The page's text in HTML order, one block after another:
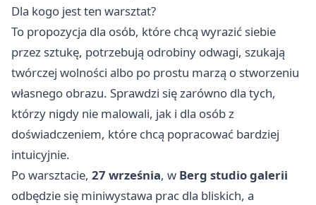
Dla kogo jest ten warsztat?
To propozycja dla osób, które chcą wyrazić siebie
przez sztukę, potrzebują odrobiny odwagi, szukają
twórczej wolności albo po prostu marzą o stworzeniu
własnego obrazu. Sprawdzi się zarówno dla tych,
którzy nigdy nie malowali, jak i dla osób z
doświadczeniem, które chcą popracować bardziej
intuicyjnie.
Po warsztacie, 27 września, w Berg studio galerii
odbędzie się miniwystawa prac dla bliskich, a